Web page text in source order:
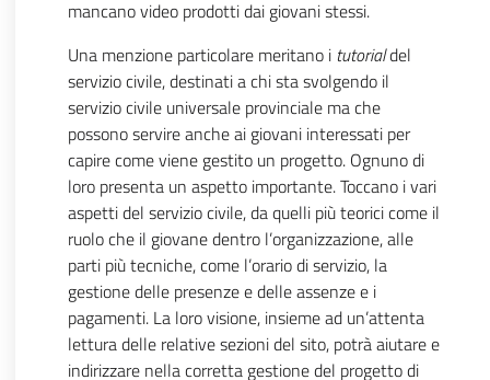
mancano video prodotti dai giovani stessi.
Una menzione particolare meritano i tutorialdel
servizio civile, destinati a chi sta svolgendo il
servizio civile universale provinciale ma che
possono servire anche ai giovani interessati per
capire come viene gestito un progetto. Ognuno di
loro presenta un aspetto importante. Toccano i vari
aspetti del servizio civile, da quelli più teorici come il
ruolo che il giovane dentro l’organizzazione, alle
parti più tecniche, come l’orario di servizio, la
gestione delle presenze e delle assenze e i
pagamenti. La loro visione, insieme ad un’attenta
lettura delle relative sezioni del sito, potrà aiutare e
indirizzare nella corretta gestione del progetto di